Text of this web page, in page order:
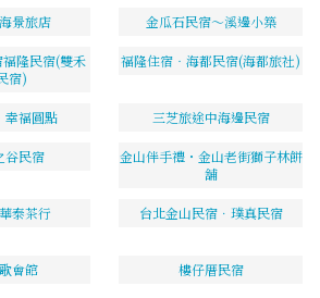
景旅店 金瓜石民宿～溪邊小築
隆民宿(雙禾
宿)
福隆住宿‧海都民宿(海都旅社)
幸福圓點 三芝旅途中海邊民宿
谷民宿
金山伴手禮・金山老街獅子林餅
舖
泰茶行 台北金山民宿．璞真民宿
會館 樓仔厝民宿